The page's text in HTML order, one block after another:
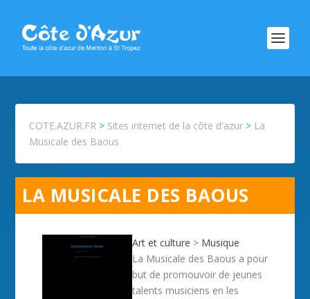
COTE.AZUR.FR > Sites internet de la côte d'azur > La
Musicale des Baous
LA MUSICALE DES BAOUS
Art et culture > Musique
La Musicale des Baous a pour
but de promouvoir de jeunes
talents musiciens en les